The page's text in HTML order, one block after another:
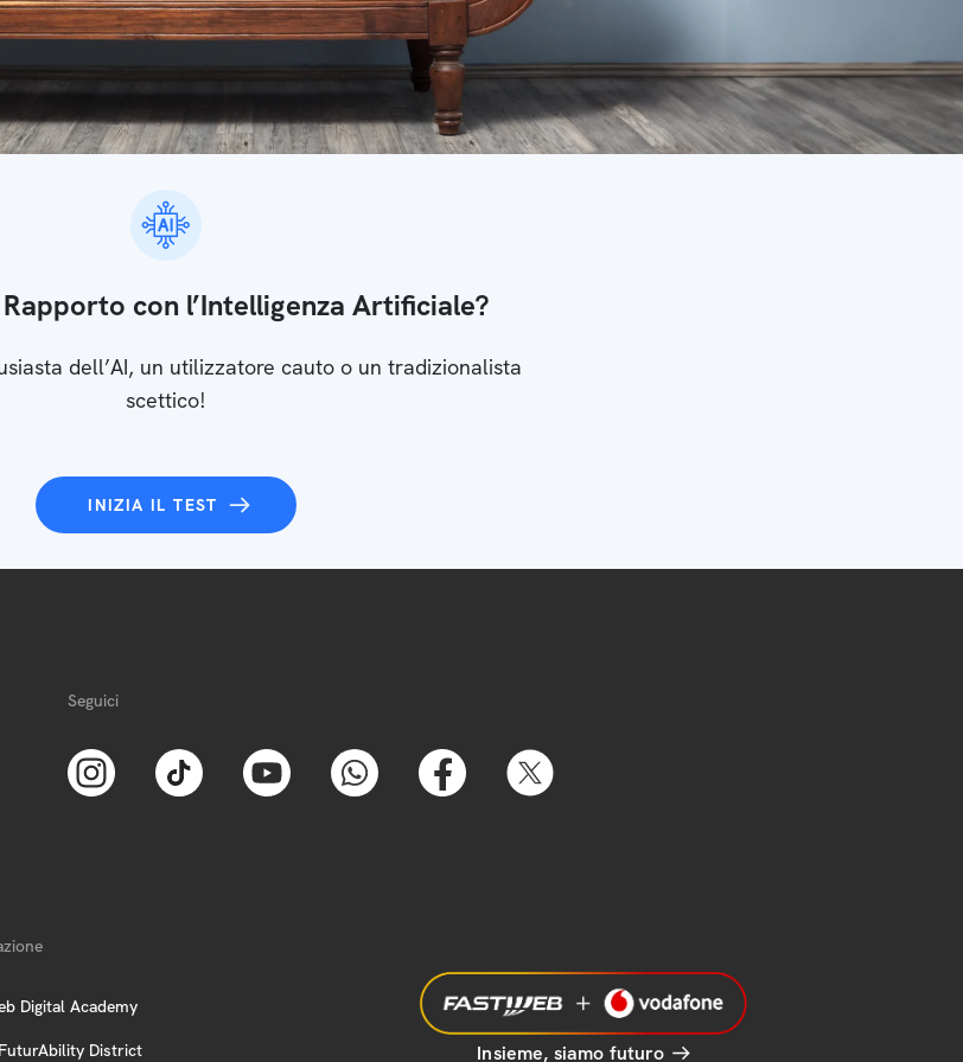
con l’Intelligenza Artificiale?
dell’AI, un utilizzatore cauto o un tradizionalista
scettico!
INIZIA IL TEST
Seguici
Digital Academy
District Insieme, siamo futuro